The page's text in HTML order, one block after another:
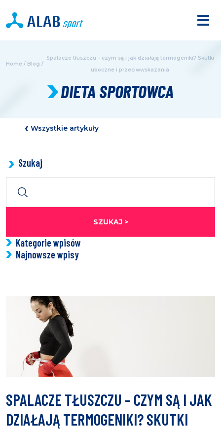
Wszystkie artykuły
Home / Blog /
Spalacze tłuszczu – czym są i jak działają termogeniki? Skutki
uboczne i przeciwwskazania
DIETA SPORTOWCA
Szukaj
SZUKAJ >
Kategorie wpisów
Najnowsze wpisy
SPALACZE TŁUSZCZU – CZYM SĄ I JAK
DZIAŁAJĄ TERMOGENIKI? SKUTKI